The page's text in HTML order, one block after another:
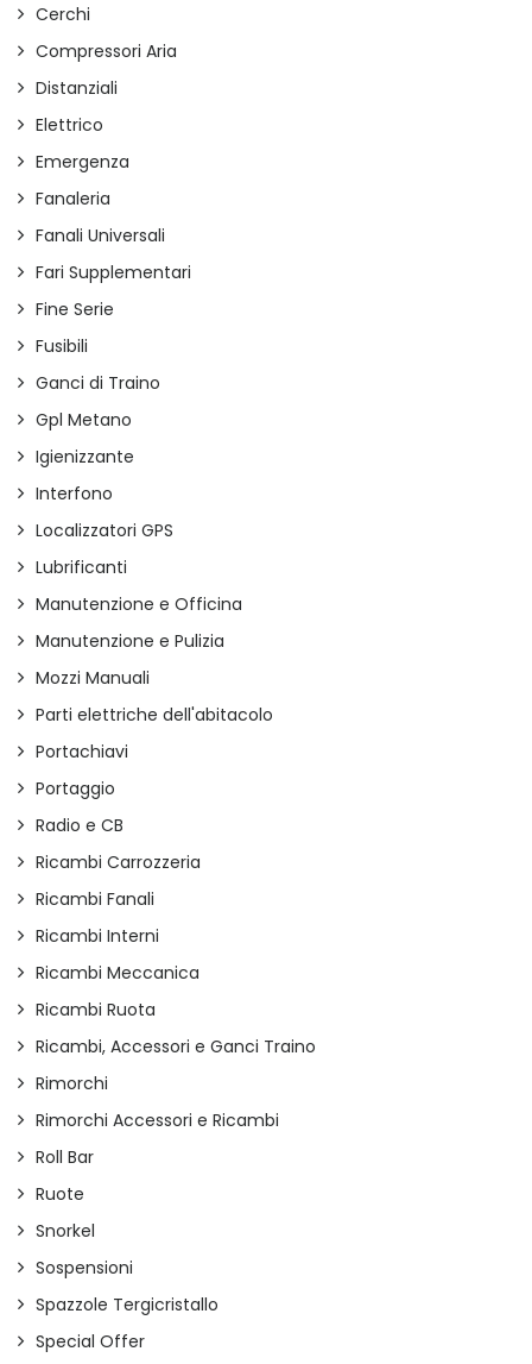
Cerchi
Compressori Aria
Distanziali
Elettrico
Emergenza
Fanaleria
Fanali Universali
Fari Supplementari
Fine Serie
Fusibili
Ganci di Traino
Gpl Metano
Igienizzante
Interfono
Localizzatori GPS
Lubrificanti
Manutenzione e Officina
Manutenzione e Pulizia
Mozzi Manuali
Parti elettriche dell'abitacolo
Portachiavi
Portaggio
Radio e CB
Ricambi Carrozzeria
Ricambi Fanali
Ricambi Interni
Ricambi Meccanica
Ricambi Ruota
Ricambi, Accessori e Ganci Traino
Rimorchi
Rimorchi Accessori e Ricambi
Roll Bar
Ruote
Snorkel
Sospensioni
Spazzole Tergicristallo
Special Offer